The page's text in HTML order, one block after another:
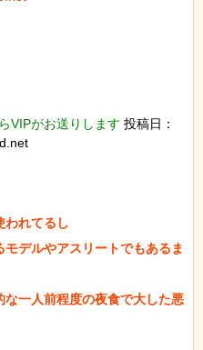
VIPがお送りします 投稿日：
われてるし
デルやアスリートでもあるま
一人前程度の夜食で大した悪